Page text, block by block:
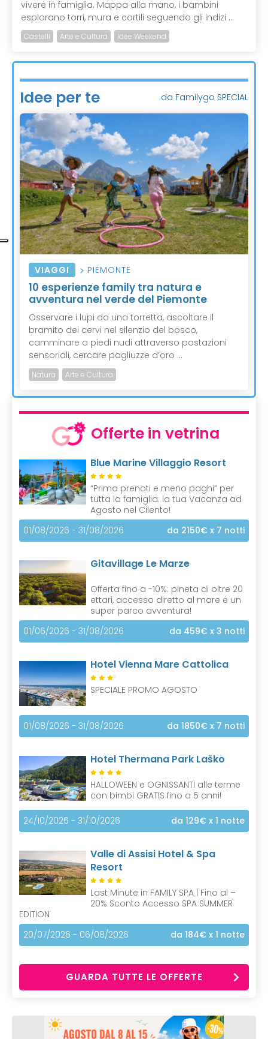
vivere in famiglia. Mappa alla mano, i bambini
esplorano torri, mura e cortili seguendo gli indizi ...
Castelli Arte e Cultura Idee Weekend
Idee per te da Familygo SPECIAL
VIAGGI PIEMONTE
10 esperienze family tra natura e
avventura nel verde del Piemonte
Osservare i lupi da una torretta, ascoltare il
bramito dei cervi nel silenzio del bosco,
camminare a piedi nudi attraverso postazioni
sensoriali, cercare pagliuzze d’oro ...
Natura Arte e Cultura
Offerte in vetrina
Blue Marine Villaggio Resort
“Prima prenoti e meno paghi” per
tutta la famiglia: la tua Vacanza ad
Agosto nel Cilento!
01/08/2026 - 31/08/2026
da 2150€ x 7 notti
Gitavillage Le Marze
Offerta fino a -10%: pineta di oltre 20
ettari, accesso diretto al mare e un
super parco avventura!
01/06/2026 - 31/08/2026
da 459€ x 3 notti
Hotel Vienna Mare Cattolica
S
SPECIALE PROMO AGOSTO
01/08/2026 - 31/08/2026 da 1850€ x 7 notti
Hotel Thermana Park Laško
HALLOWEEN e OGNISSANTI alle terme
con bimbi GRATIS fino a 5 anni!
24/10/2026 - 31/10/2026 da 129€ x 1 notte
Valle di Assisi Hotel & Spa
Resort
Last Minute in FAMILY SPA | Fino al –
20% Sconto Accesso SPA SUMMER
EDITION
20/07/2026 - 06/08/2026
da 184€ x 1 notte
GUARDA TUTTE LE OFFERTE